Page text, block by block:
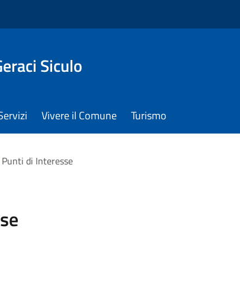
Siculo
Vivere il Comune Turismo
Punti di Interesse